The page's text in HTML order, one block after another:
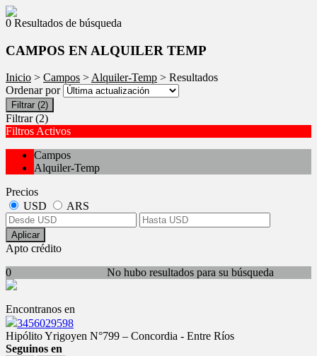
0 Resultados de búsqueda
CAMPOS EN ALQUILER TEMP
Inicio > Campos >Alquiler-Temp > Resultados
Ordenar por
Filtrar (2)
Filtrar (2)
Filtros Activos
Campos
Alquiler-Temp
Precios
USD
ARS
Aplicar
Apto crédito
No hubo resultados para su búsqueda
0
Encontranos en
3456029598
Hipólito Yrigoyen N°799 – Concordia - Entre Ríos
Seguinos en